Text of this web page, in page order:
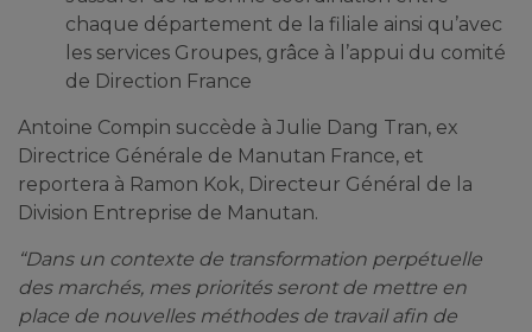
chaque département de la filiale ainsi qu’avec
les services Groupes, grâce à l’appui du comité
de Direction France
Antoine Compin succède à Julie Dang Tran, ex
Directrice Générale de Manutan France, et
reportera à Ramon Kok, Directeur Général de la
Division Entreprise de Manutan.
“Dans un contexte de transformation perpétuelle
des marchés, mes priorités seront de mettre en
place de nouvelles méthodes de travail afin de